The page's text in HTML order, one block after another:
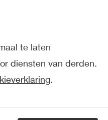
te laten
diensten van derden.
.